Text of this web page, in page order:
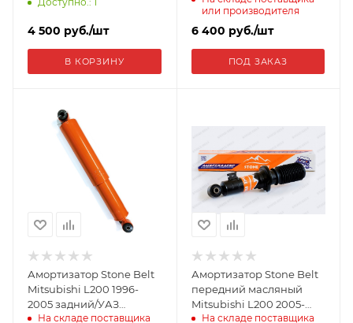
4 500 руб./шт
В КОРЗИНУ
или производителя
6 400 руб./шт
ПОД ЗАКАЗ
Амортизатор Stone Belt
Mitsubishi L200 1996-
2005 задний/УАЗ
Буханка передний/
На складе поставщика
Амортизатор Stone Belt
передний масляный
Mitsubishi L200 2005-
2015/ 2015+, Pajero Sport II
На складе поставщика